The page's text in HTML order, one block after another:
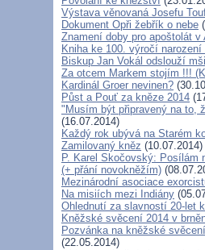
Výstava věnovaná Josefu
Dokument Opři žebřík o nebe
Znamení doby pro apoštolát v
Kniha ke 100. výročí narození
Biskup Jan Vokál odslouží
Za otcem Markem stojím !!!
Kardinál Groer nevinen?
Půst a Pouť za kněze 2014
"Musím být připravený na to,
(16.07.2014)
Každý rok ubývá na Starém
Zamilovaný kněz (10.07.2014)
P. Karel Skočovský: Posílám
(+ přání novokněžím)
Mezinárodní asociace
Na misiích mezi Indiány
Ohlednutí za slavností 20-let
Kněžské svěcení 2014 v
Pozvánka na kněžské
(22.05.2014)